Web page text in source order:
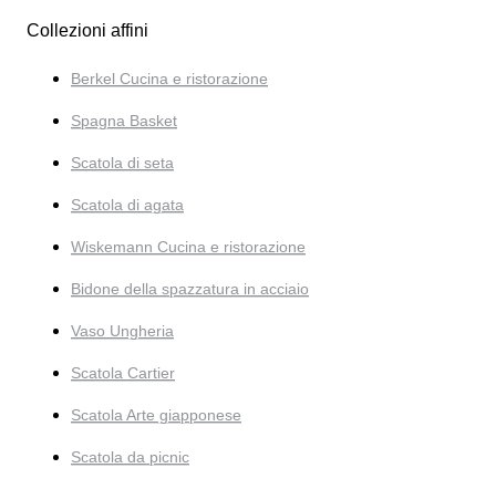
Collezioni affini
Berkel Cucina e ristorazione
Spagna Basket
Scatola di seta
Scatola di agata
Wiskemann Cucina e ristorazione
Bidone della spazzatura in acciaio
Vaso Ungheria
Scatola Cartier
Scatola Arte giapponese
Scatola da picnic